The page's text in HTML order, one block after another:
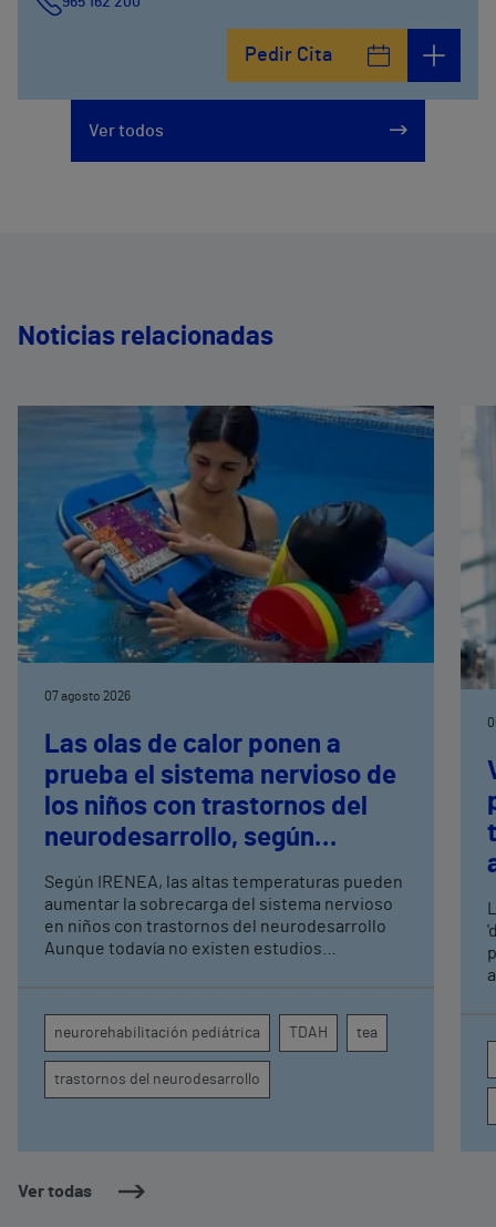
Pedir Cita
Ver todos
Noticias relacionadas
Ver todas
07 agosto 2026
Las olas de calor ponen a
prueba el sistema nervioso de
los niños con trastornos del
neurodesarrollo, según
neurorrehabilitación
pediátrica de Vithas
Según IRENEA, las altas temperaturas pueden
aumentar la sobrecarga del sistema nervioso
en niños con trastornos del neurodesarrollo
Aunque todavía no existen estudios
atención, la regulación emocional y la
conducta
neurorehabilitación pediátrica TDAH tea
trastornos del neurodesarrollo